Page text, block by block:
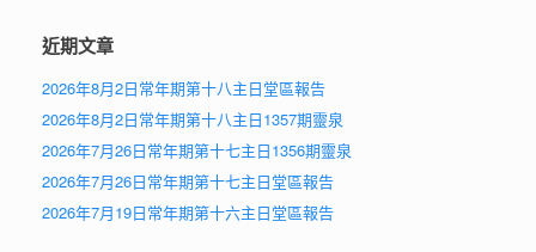
近期文章
2026年8月2日常年期第十八主日堂區報告
2026年8月2日常年期第十八主日1357期靈泉
2026年7月26日常年期第十七主日1356期靈泉
2026年7月26日常年期第十七主日堂區報告
2026年7月19日常年期第十六主日堂區報告